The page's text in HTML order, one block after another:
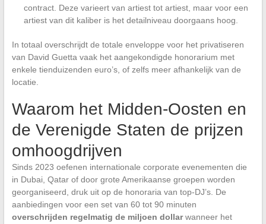
contract. Deze varieert van artiest tot artiest, maar voor een
artiest van dit kaliber is het detailniveau doorgaans hoog.
In totaal overschrijdt de totale enveloppe voor het privatiseren
van David Guetta vaak het aangekondigde honorarium met
enkele tienduizenden euro’s, of zelfs meer afhankelijk van de
locatie.
Waarom het Midden-Oosten en
de Verenigde Staten de prijzen
omhoogdrijven
Sinds 2023 oefenen internationale corporate evenementen die
in Dubai, Qatar of door grote Amerikaanse groepen worden
georganiseerd, druk uit op de honoraria van top-DJ’s. De
aanbiedingen voor een set van 60 tot 90 minuten
overschrijden regelmatig de miljoen dollarwanneer het